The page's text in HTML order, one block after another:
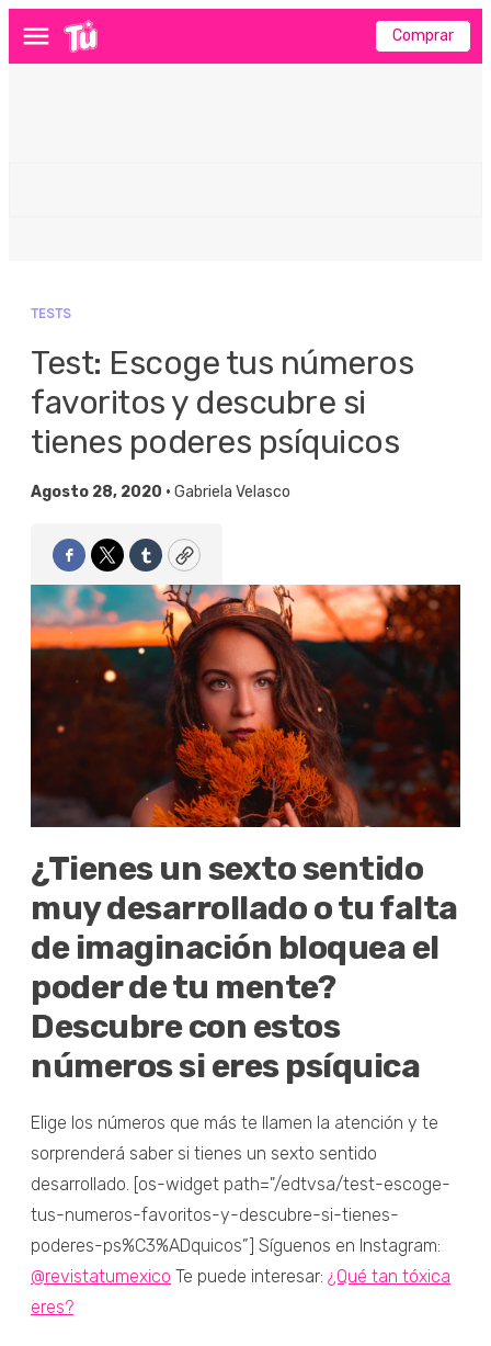
Menú Comprar
TESTS
Test: Escoge tus números
favoritos y descubre si
tienes poderes psíquicos
Agosto 28, 2020 • Gabriela Velasco
Facebook
TwitterTumblrCopy
¿Tienes un sexto sentido
muy desarrollado o tu falta
de imaginación bloquea el
poder de tu mente?
Descubre con estos
números si eres psíquica
Elige los números que más te llamen la atención y te
sorprenderá saber si tienes un sexto sentido
desarrollado. [os-widget path="/edtvsa/test-escoge-
tus-numeros-favoritos-y-descubre-si-tienes-
poderes-ps%C3%ADquicos”] Síguenos en Instagram:
@revistatumexico Te puede interesar: ¿Qué tan tóxica
eres?